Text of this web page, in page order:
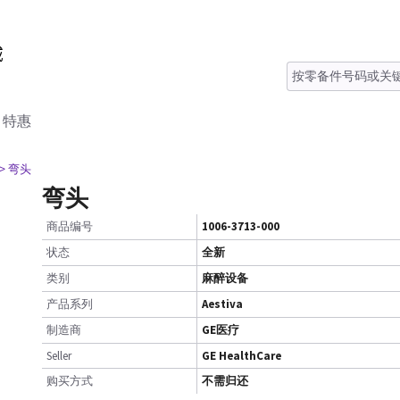
特惠
> 弯头
弯头
商品编号
1006-3713-000
状态
全新
类别
麻醉设备
产品系列
Aestiva
制造商
GE医疗
Seller
GE HealthCare
购买方式
不需归还